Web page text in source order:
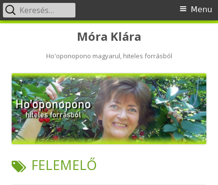
Móra Klára
Ho'oponopono magyarul, hiteles forrásból
Primary
Menu
Keresés:
TAG:
FELEMELŐ